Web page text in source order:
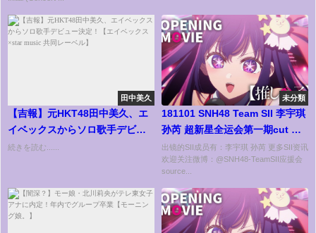
田中美久
【吉報】元HKT48田中美久、エ
イベックスからソロ歌手デビュ
ー決定！【エイベックス×star
続きを読む......
未分類
181101 SNH48 Team SII 李宇琪
孙芮 超新星全运会第一期cut 成
员见面
出镜的SII成员有：李宇琪 孙芮 更多SII资讯
欢迎关注微博：@SNH48-TeamSII应援会
source...